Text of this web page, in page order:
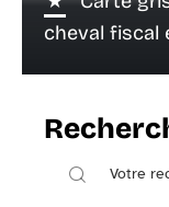
cheval fiscal